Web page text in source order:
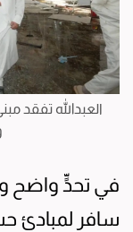
في تحدٍّ واضح
سافر لمبادئ